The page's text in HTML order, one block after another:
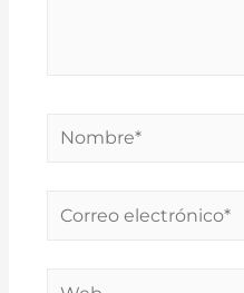
Nombre*
Correo
Web